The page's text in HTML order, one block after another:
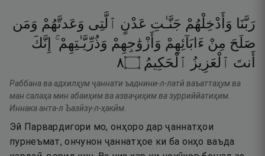
رَبَّنَا وَأَدْخِلْهُمْ جَنَّـٰتِ عَدْنٍ ٱلَّتِى وَعَدتَّهُمْ وَمَن
صَلَحَ مِنْ ءَابَآئِهِمْ وَأَزْوَٰجِهِمْ وَذُرِّيَّـٰتِهِمْ ۚ إِنَّكَ
أَنتَ ٱلْعَزِيزُ ٱلْحَكِيمُ ۝٨
Раббана ва адхилҳум ҷаннати ъаднини-л-латӣ ваъаттаҳум ва
ман салаҳа мин абаиҳим ва азваҷиҳим ва зурриййатиҳим.
Иннака анта-л Ъазӣзу-л-ҳакӣм.
Эй Парвардигори мо, онҳоро дар ҷаннатҳои
пурнеъмат, ончунон ҷаннатҳое ки ба онҳо ваъда